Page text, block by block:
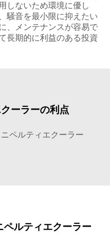
しないため環境に優し
騒音を最小限に抑えたい
、メンテナンスが容易で
長期的に利益のある投資
ーラーの利点
ペルティエクーラー
ルティエクーラー